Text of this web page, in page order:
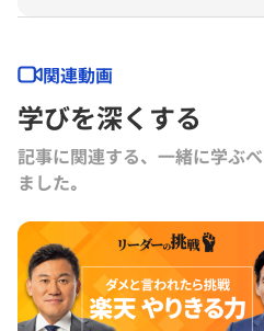
2010年、ハウステンボス株式会社の
関連動画
学びを深くする
記事に関連する、一緒に学ぶ
ました｡